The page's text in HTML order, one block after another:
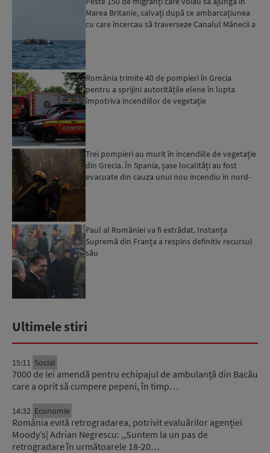
Marea Britanie, salvați după ce ambarcațiunea
cu care încercau să traverseze Canalul Mânecii a
România trimite 40 de pompieri în Grecia
pentru a sprijini autoritățile elene în lupta
împotriva incendiilor de vegetație
Trei pompieri au murit în incendiile de vegetație
din Grecia. În Spania, șase localități au fost
evacuate din cauza unui nou incendiu în nord-
Paul al României va fi extrădat. Instanța
Supremă din Franța a respins definitiv recursul
său
Ultimele stiri
15:11 Social
7000 de lei amendă pentru echipajul de ambulanță din Bacău
care a oprit să cumpere pepeni, în timp…
14:32 Economie
România evită retrogradarea, potrivit evaluărilor agenției
Moody’s| Adrian Negrescu: ,,Suntem la un pas de
retrogradare în următoarele 18-20…